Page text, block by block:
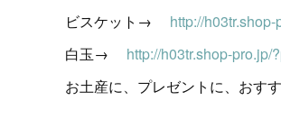
ビスケット→ http://
白玉→ http://h03tr.shop-pro.jp/
お土産に、プレゼントに、おす